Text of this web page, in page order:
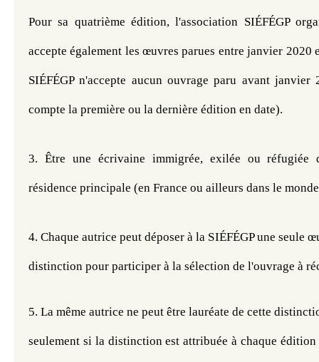
Pour sa quatrième édition, l'association SIÉFÉGP
accepte également les œuvres parues entre janvier 2020
SIÉFÉGP n'accepte aucun ouvrage paru avant janvier
compte la première ou la dernière édition en date).
3. Être une écrivaine immigrée, exilée ou réfugiée
résidence principale (en France ou ailleurs dans le
4. Chaque autrice peut déposer à la SIÉFÉGP une seule
distinction pour participer à la sélection de l'ouvrage à
5. La même autrice ne peut être lauréate de cette
seulement si la distinction est attribuée à chaque